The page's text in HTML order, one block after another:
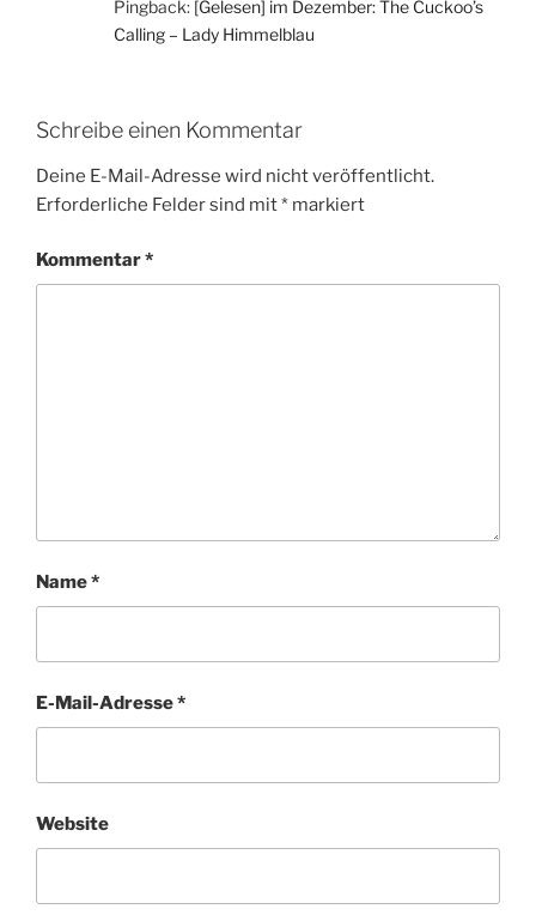
Pingback: [Gelesen] im Dezember: The Cuckoo’s
Calling – Lady Himmelblau
Schreibe einen Kommentar
Deine E-Mail-Adresse wird nicht veröffentlicht.
Erforderliche Felder sind mit* markiert
Kommentar*
Name*
E-Mail-Adresse*
Website